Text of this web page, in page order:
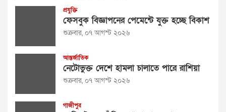
প্রযুক্তি
ফেসবুক বিজ্ঞাপনের পেমেন্টে যুক্ত হচ্ছে বিকাশ
শুক্রবার, ০৭ আগস্ট ২০২৬
আন্তর্জাতিক
নেটোভুক্ত দেশে হামলা চালাতে পারে রাশিয়া
শুক্রবার, ০৭ আগস্ট ২০২৬
গাজীপুর